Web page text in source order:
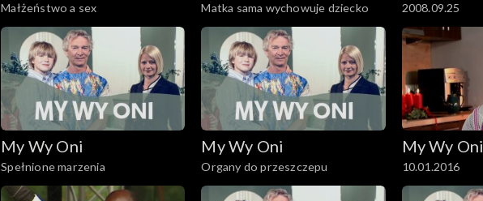
Małżeństwo a sex Matka sama wychowuje dziecko 2008.09.25
My Wy Oni
Spełnione marzenia
My Wy Oni
Organy do przeszczepu
My Wy Oni
10.01.2016